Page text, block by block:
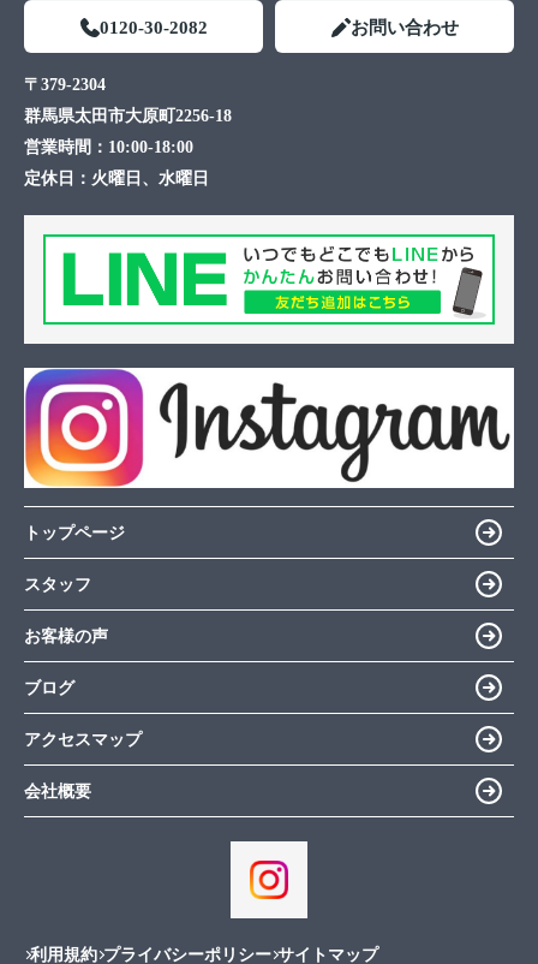
0120-30-2082 お問い合わせ
〒379-2304
群馬県太田市大原町2256-18
営業時間： 10:00-18:00
定休日： 火曜日、水曜日
トップページ
スタッフ
お客様の声
ブログ
アクセスマップ
会社概要
利用規約 プライバシーポリシー サイトマップ